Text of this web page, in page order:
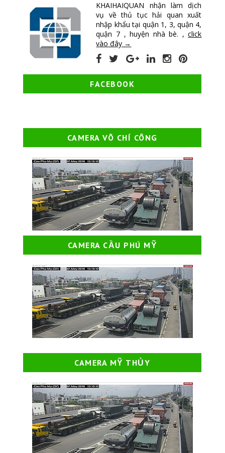
KHAIHAIQUAN nhận làm dịch
vụ về thủ tục hải quan xuất
nhập khẩu tại quận 1, 3, quận 4,
quận 7 , huyện nhà bè. ,click
vào đây →
FACEBOOK
CAMERA VÕ CHÍ CÔNG
CAMERA CẦU PHÚ MỸ
CAMERA MỸ THỦY